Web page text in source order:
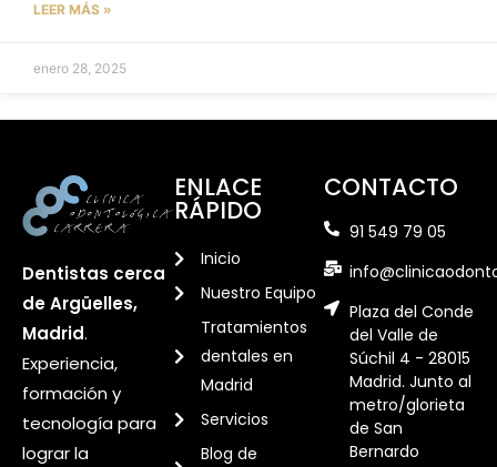
LEER MÁS »
enero 28, 2025
Dentistas cerca
de Argüelles,
Madrid.
Experiencia,
formación y
tecnología para
lograr la
ENLACE
RÁPIDO
Inicio
Nuestro Equipo
Tratamientos
dentales en
Madrid
Servicios
Blog de
CONTACTO
91 549 79 05
Plaza del Conde
del Valle de
Súchil 4 - 28015
Madrid. Junto al
metro/glorieta
de San
Bernardo